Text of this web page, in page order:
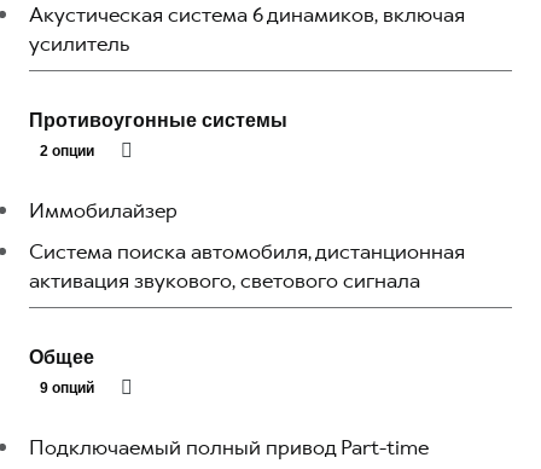
Акустическая система 6 динамиков, включая
усилитель
Противоугонные системы
2 опции
Иммобилайзер
Система поиска автомобиля, дистанционная
активация звукового, светового сигнала
Общее
9 опций
Подключаемый полный привод Part-time